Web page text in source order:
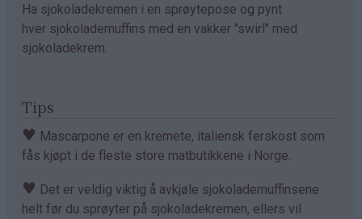
Ha sjokoladekremen i en sprøytepose og pynt
hver sjokolademuffins med en vakker "swirl" med
sjokoladekrem.
Tips
♥ Mascarpone er en kremete, italiensk ferskost som
fås kjøpt i de fleste store matbutikkene i Norge.
♥ Det er veldig viktig å avkjøle sjokolademuffinsene
helt før du sprøyter på sjokoladekremen, ellers vil